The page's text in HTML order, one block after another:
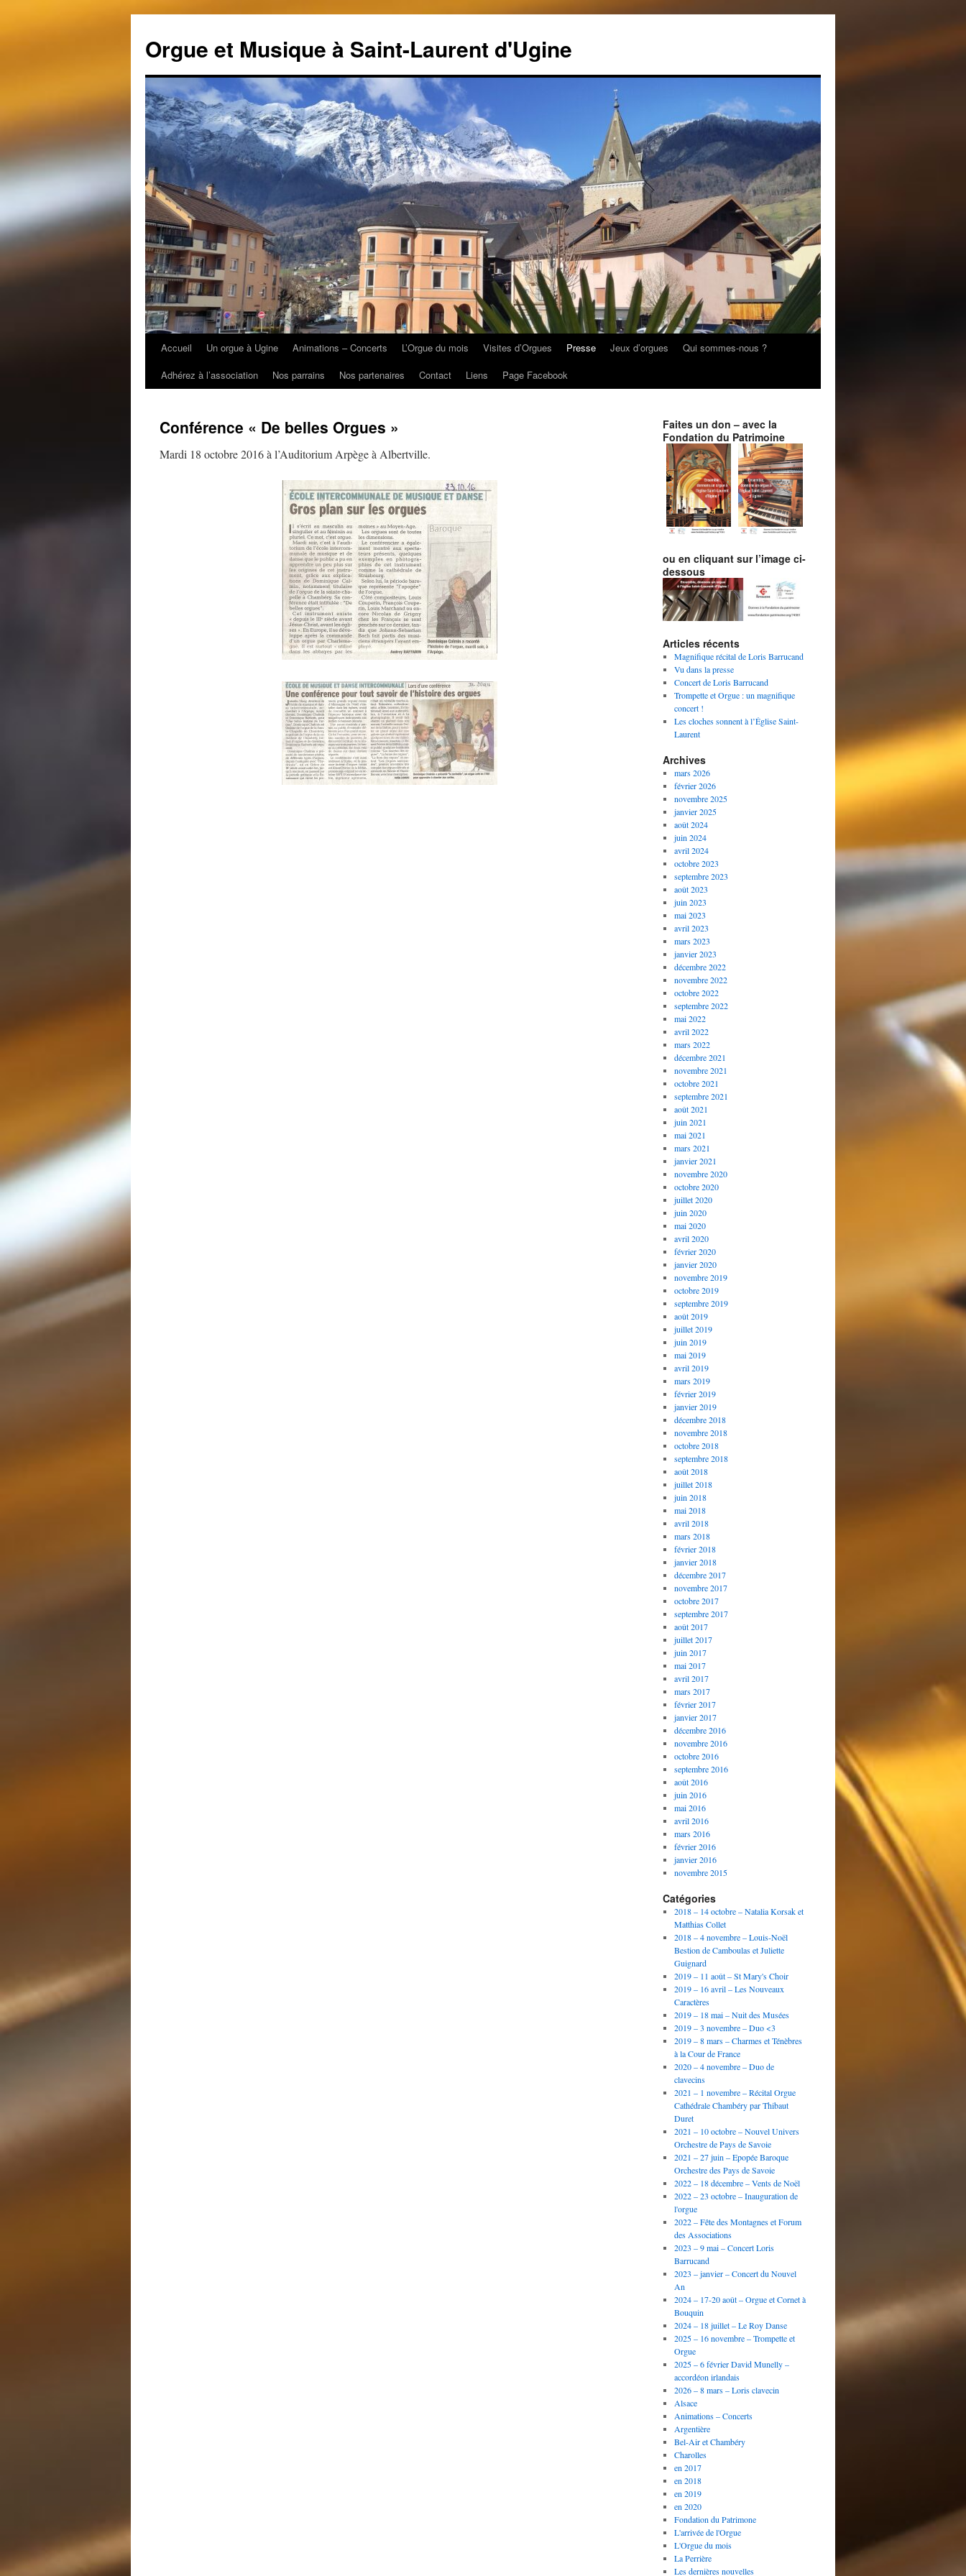
contenu
Orgue et Musique à Saint-Laurent d'Ugine
Accueil Un orgue à Ugine Animations – Concerts L’Orgue du mois Visites d’Orgues Presse Jeux d’orgues
Qui sommes-nous ?
Adhérez à l’association
Nos parrains Nos partenaires Contact Liens Page Facebook
Conférence « De belles Orgues »
Mardi 18 octobre 2016 à l’Auditorium Arpège à Albertville.
Faites un don – avec la
Fondation du Patrimoine
ou en cliquant sur l’image ci-
dessous
Articles récents
Magnifique récital de Loris Barrucand
Vu dans la presse
Concert de Loris Barrucand
Trompette et Orgue : un magnifique
concert !
Les cloches sonnent à l’Église Saint-
Laurent
Archives
mars 2026
février 2026
novembre 2025
janvier 2025
août 2024
juin 2024
avril 2024
octobre 2023
septembre 2023
août 2023
juin 2023
mai 2023
avril 2023
mars 2023
janvier 2023
décembre 2022
novembre 2022
octobre 2022
septembre 2022
mai 2022
avril 2022
mars 2022
décembre 2021
novembre 2021
octobre 2021
septembre 2021
août 2021
juin 2021
mai 2021
mars 2021
janvier 2021
novembre 2020
octobre 2020
juillet 2020
juin 2020
mai 2020
avril 2020
février 2020
janvier 2020
novembre 2019
octobre 2019
septembre 2019
août 2019
juillet 2019
juin 2019
mai 2019
avril 2019
mars 2019
février 2019
janvier 2019
décembre 2018
novembre 2018
octobre 2018
septembre 2018
août 2018
juillet 2018
juin 2018
mai 2018
avril 2018
mars 2018
février 2018
janvier 2018
décembre 2017
novembre 2017
octobre 2017
septembre 2017
août 2017
juillet 2017
juin 2017
mai 2017
avril 2017
mars 2017
février 2017
janvier 2017
décembre 2016
novembre 2016
octobre 2016
septembre 2016
août 2016
juin 2016
mai 2016
avril 2016
mars 2016
février 2016
janvier 2016
novembre 2015
Catégories
2018 – 14 octobre – Natalia Korsak et
Matthias Collet
2018 – 4 novembre – Louis-Noël
Bestion de Camboulas et Juliette
Guignard
2019 – 11 août – St Mary's Choir
2019 – 16 avril – Les Nouveaux
Caractères
2019 – 18 mai – Nuit des Musées
2019 – 3 novembre – Duo <3
2019 – 8 mars – Charmes et Ténèbres
à la Cour de France
2020 – 4 novembre – Duo de
clavecins
2021 – 1 novembre – Récital Orgue
Cathédrale Chambéry par Thibaut
Duret
2021 – 10 octobre – Nouvel Univers
Orchestre de Pays de Savoie
2021 – 27 juin – Epopée Baroque
Orchestre des Pays de Savoie
2022 – 18 décembre – Vents de Noël
2022 – 23 octobre – Inauguration de
l'orgue
2022 – Fête des Montagnes et Forum
des Associations
2023 – 9 mai – Concert Loris
Barrucand
2023 – janvier – Concert du Nouvel
An
2024 – 17-20 août – Orgue et Cornet à
Bouquin
2024 – 18 juillet – Le Roy Danse
2025 – 16 novembre – Trompette et
Orgue
2025 – 6 février David Munelly –
accordéon irlandais
2026 – 8 mars – Loris clavecin
Alsace
Animations – Concerts
Argentière
Bel-Air et Chambéry
Charolles
en 2017
en 2018
en 2019
en 2020
Fondation du Patrimone
L'arrivée de l'Orgue
L'Orgue du mois
La Perrière
Les dernières nouvelles